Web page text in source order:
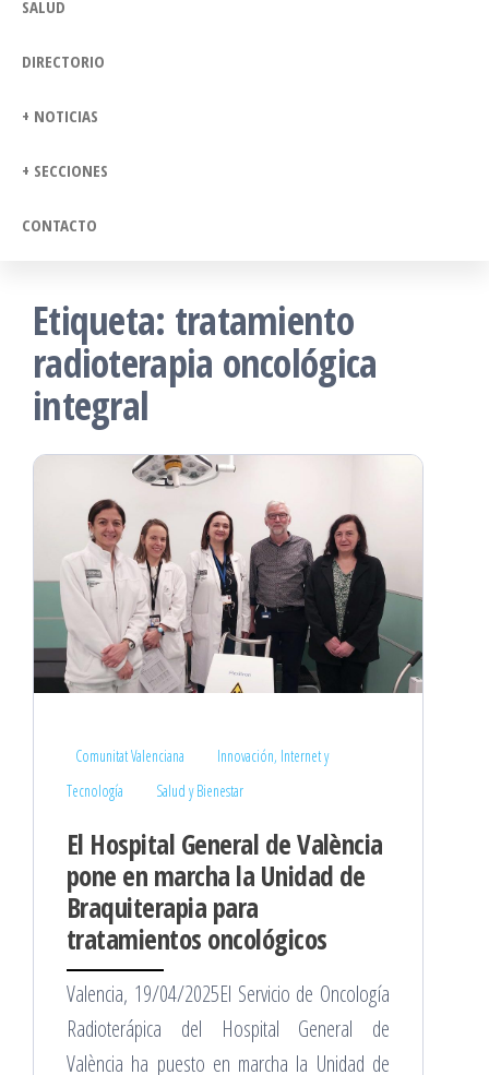
SALUD
DIRECTORIO
+ NOTICIAS
+ SECCIONES
CONTACTO
Etiqueta: tratamiento
radioterapia oncológica
integral
Comunitat Valenciana
Innovación, Internet y
Tecnología
Salud y Bienestar
El Hospital General de València
pone en marcha la Unidad de
Braquiterapia para
tratamientos oncológicos
Valencia, 19/04/2025El Servicio de Oncología
Radioterápica del Hospital General de
València ha puesto en marcha la Unidad de